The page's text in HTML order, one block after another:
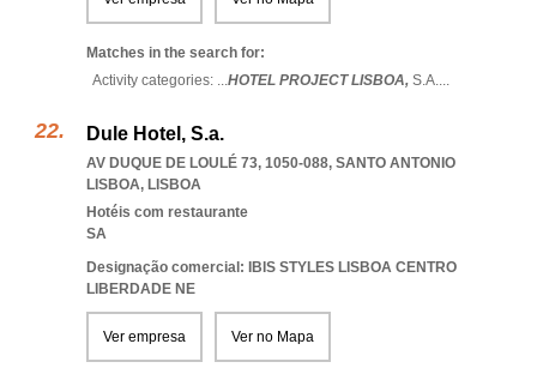
Matches in the search for:
Activity categories: ...HOTEL PROJECT LISBOA, S.A....
Dule Hotel, S.a.
AV DUQUE DE LOULÉ 73, 1050-088, SANTO ANTONIO
LISBOA, LISBOA
Hotéis com restaurante
SA
Designação comercial: IBIS STYLES LISBOA CENTRO
LIBERDADE NE
Ver empresa Ver no Mapa